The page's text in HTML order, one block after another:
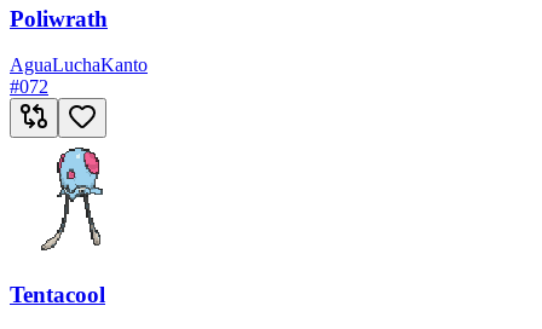
Poliwrath
AguaLuchaKanto
#072
Tentacool